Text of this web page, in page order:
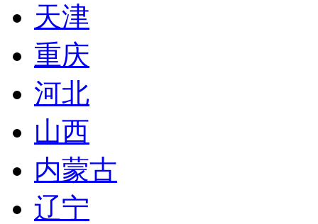
天津
重庆
河北
山西
内蒙古
辽宁